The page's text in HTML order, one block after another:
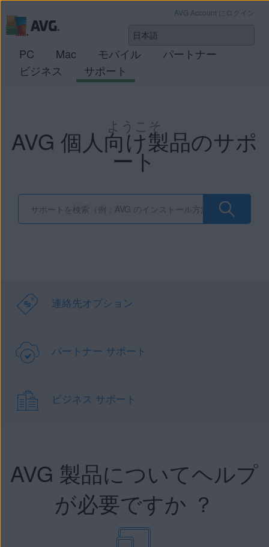
AVG Account にログイン
PC Mac モバイル
パートナー
ビジネス
サポート
ようこそ
AVG 個人向け製品のサポ
ート
連絡先オプション
パートナー サポート
ビジネス サポート
AVG 製品についてヘルプ
が必要ですか ？